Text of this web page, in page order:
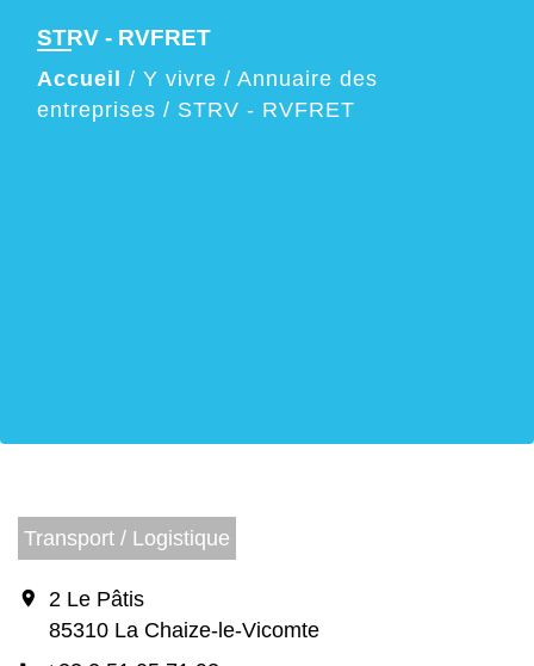
STRV - RVFRET
Accueil / Y vivre / Annuaire des
entreprises / STRV - RVFRET
Transport / Logistique
location_on
2 Le Pâtis
85310 La Chaize-le-Vicomte